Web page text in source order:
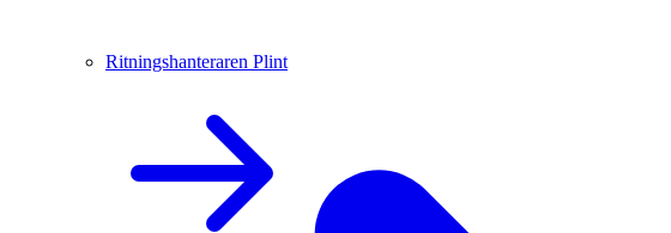
Ritningshanteraren Plint